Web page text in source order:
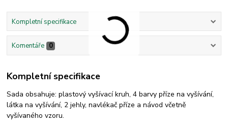
Kompletní specifikace
Komentáře 0
Kompletní specifikace
Sada obsahuje: plastový vyšívací kruh, 4 barvy příze na vyšívání,
látka na vyšívání, 2 jehly, navlékač příze a návod včetně
vyšívaného vzoru.